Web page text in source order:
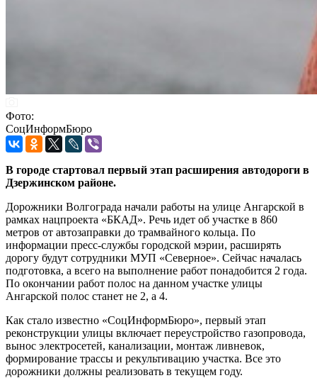
Фото:
СоцИнформБюро
В городе стартовал первый этап расширения автодороги в
Дзержинском районе.
Дорожники Волгограда начали работы на улице Ангарской в
рамках нацпроекта «БКАД». Речь идет об участке в 860
метров от автозаправки до трамвайного кольца. По
информации пресс-службы городской мэрии, расширять
дорогу будут сотрудники МУП «Северное». Сейчас началась
подготовка, а всего на выполнение работ понадобится 2 года.
По окончании работ полос на данном участке улицы
Ангарской полос станет не 2, а 4.
Как стало известно «СоцИнформБюро», первый этап
реконструкции улицы включает переустройство газопровода,
вынос электросетей, канализации, монтаж ливневок,
формирование трассы и рекультивацию участка. Все это
дорожники должны реализовать в текущем году.